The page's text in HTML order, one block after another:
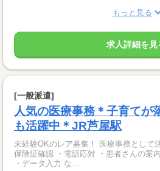
もっと見る
求人詳細を見
[一般派遣]
人気の医療事務＊子育てが
も活躍中＊JR芦屋駅
未経験OKのレア募集！ 医療事務として活躍し
保険証確認 ・電話応対 ・患者さんの案
・データ入力 な...